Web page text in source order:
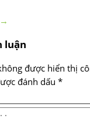
→
luận
được hiển thị
đánh dấu *